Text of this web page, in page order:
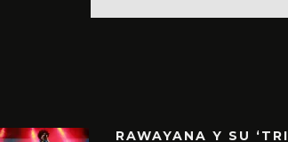
RAWAYANA Y SU